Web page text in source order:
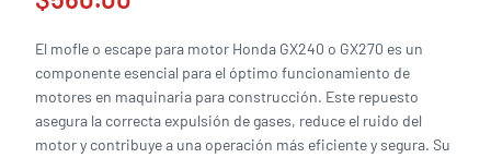
El mofle o escape para motor Honda GX240 o GX270 es un
componente esencial para el óptimo funcionamiento de
motores en maquinaria para construcción. Este repuesto
asegura la correcta expulsión de gases, reduce el ruido del
motor y contribuye a una operación más eficiente y segura. Su